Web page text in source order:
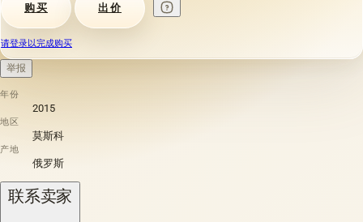
购买 出价
请登录以完成购买
举报
年份
2015
地区
莫斯科
产地
俄罗斯
联系卖家